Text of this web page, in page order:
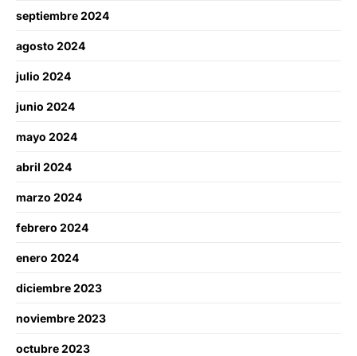
septiembre 2024
agosto 2024
julio 2024
junio 2024
mayo 2024
abril 2024
marzo 2024
febrero 2024
enero 2024
diciembre 2023
noviembre 2023
octubre 2023